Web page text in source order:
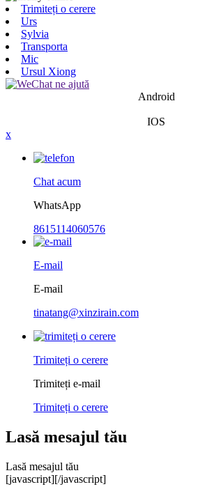
Trimiteți o cerere
Urs
Sylvia
Transporta
Mic
Ursul Xiong
Android
IOS
x
Chat acum
WhatsApp
8615114060576
E-mail
E-mail
tinatang@xinzirain.com
Trimiteți o cerere
Trimiteți e-mail
Trimiteți o cerere
Lasă mesajul tău
Lasă mesajul tău
[javascript][/javascript]